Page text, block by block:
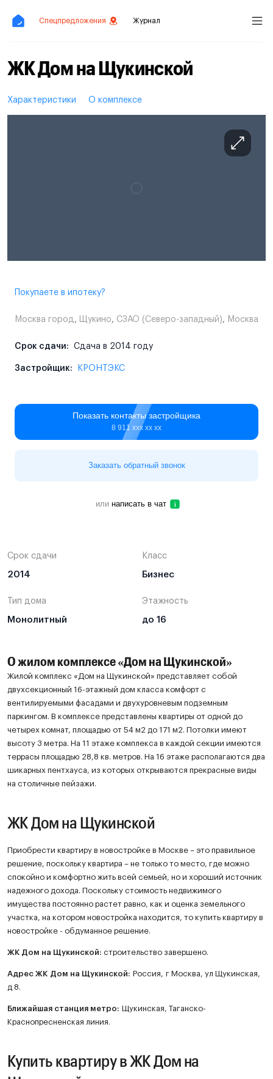
Спецпредложения Журнал
ЖК Дом на Щукинской
Характеристики О комплексе
Покупаете в ипотеку?
Москва город , Щукино, СЗАО (Северо-западный), Москва
Срок сдачи: Сдача в 2014 году
Застройщик: КРОНТЭКС
Показать контакты застройщика
8 911 ххх хх хх
Заказать обратный звонок
или написать в чат
Срок сдачи
2014
Класс
Бизнес
Тип дома
Монолитный
Этажность
до 16
О жилом комплексе «Дом на Щукинской»
Жилой комплекс «Дом на Щукинской» представляет собой
двухсекционный 16-этажный дом класса комфорт с
вентилируемыми фасадами и двухуровневым подземным
паркингом. В комплексе представлены квартиры от одной до
четырех комнат, площадью от 54 м2 до 171 м2. Потолки имеют
высоту 3 метра. На 11 этаже комплекса в каждой секции имеются
террасы площадью 28,8 кв. метров. На 16 этаже располагаются два
шикарных пентхауса, из которых открываются прекрасные виды
на столичные пейзажи.
ЖК Дом на Щукинской
Приобрести квартиру в новостройке в Москве – это правильное
решение, поскольку квартира – не только то место, где можно
спокойно и комфортно жить всей семьей, но и хороший источник
надежного дохода. Поскольку стоимость недвижимого
имущества постоянно растет равно, как и оценка земельного
участка, на котором новостройка находится, то купить квартиру в
новостройке - обдуманное решение.
ЖК Дом на Щукинской: строительство завершено.
Адрес ЖК Дом на Щукинской: Россия, г Москва, ул Щукинская,
д 8.
Ближайшая станция метро: Щукинская, Таганско-
Краснопресненская линия.
Купить квартиру в ЖК Дом на